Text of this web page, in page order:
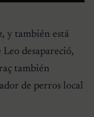
y también está
desapareció,
también
de perros local